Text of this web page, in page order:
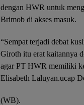
dengan HWR untuk
Brimob di akses masuk.
“Sempat terjadi debat
Giroth itu erat kaitannya
agar PT HWR memiliki
Elisabeth Laluyan.ucap
(WB).